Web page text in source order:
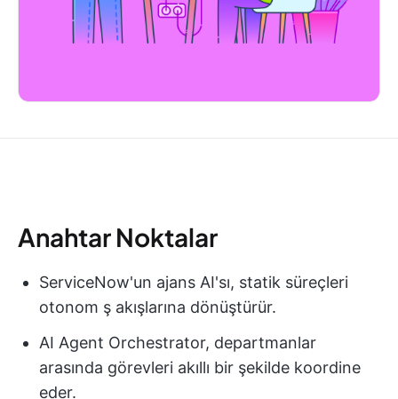
Anahtar Noktalar
ServiceNow'un ajans AI'sı, statik süreçleri
otonom ş akışlarına dönüştürür.
AI Agent Orchestrator, departmanlar
arasında görevleri akıllı bir şekilde koordine
eder.